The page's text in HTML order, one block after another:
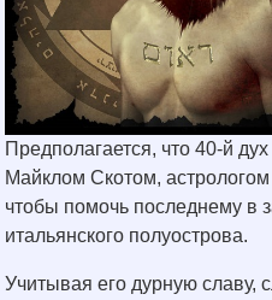
Предполагается, что 40-й
Майклом Скотом,
чтобы помочь последнему в
итальянского полуострова.
Учитывая его дурную славу,